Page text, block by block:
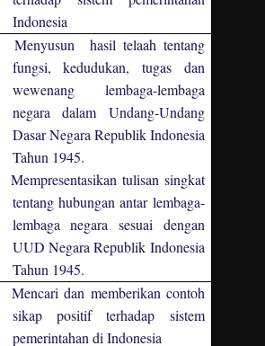
Indonesia
Menyusun hasil telaah tentang
fungsi, kedudukan, tugas dan
wewenang lembaga-lembaga
negara dalam Undang-Undang
Dasar Negara Republik Indonesia
Tahun 1945.
tulisan singkat
tentang hubungan antar lembaga-
lembaga negara sesuai dengan
UUD Negara Republik Indonesia
Tahun 1945.
Mencari dan memberikan contoh
sikap positif terhadap sistem
pemerintahan di Indonesia